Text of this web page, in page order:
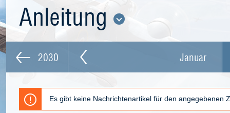
Anleitung
2030 Januar
Es gibt keine Nachrichtenartikel für den angegebenen